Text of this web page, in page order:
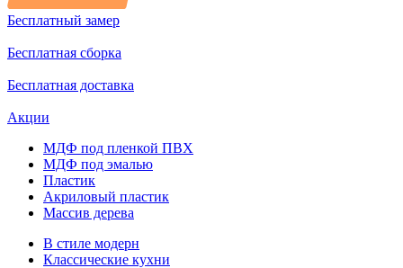
Бесплатный замер
Бесплатная сборка
Бесплатная доставка
Акции
МДФ под пленкой ПВХ
МДФ под эмалью
Пластик
Акриловый пластик
Массив дерева
В стиле модерн
Классические кухни